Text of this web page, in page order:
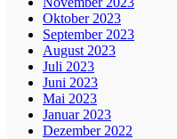
Oktober 2023
September 2023
August 2023
Juli 2023
Juni 2023
Mai 2023
Januar 2023
Dezember 2022